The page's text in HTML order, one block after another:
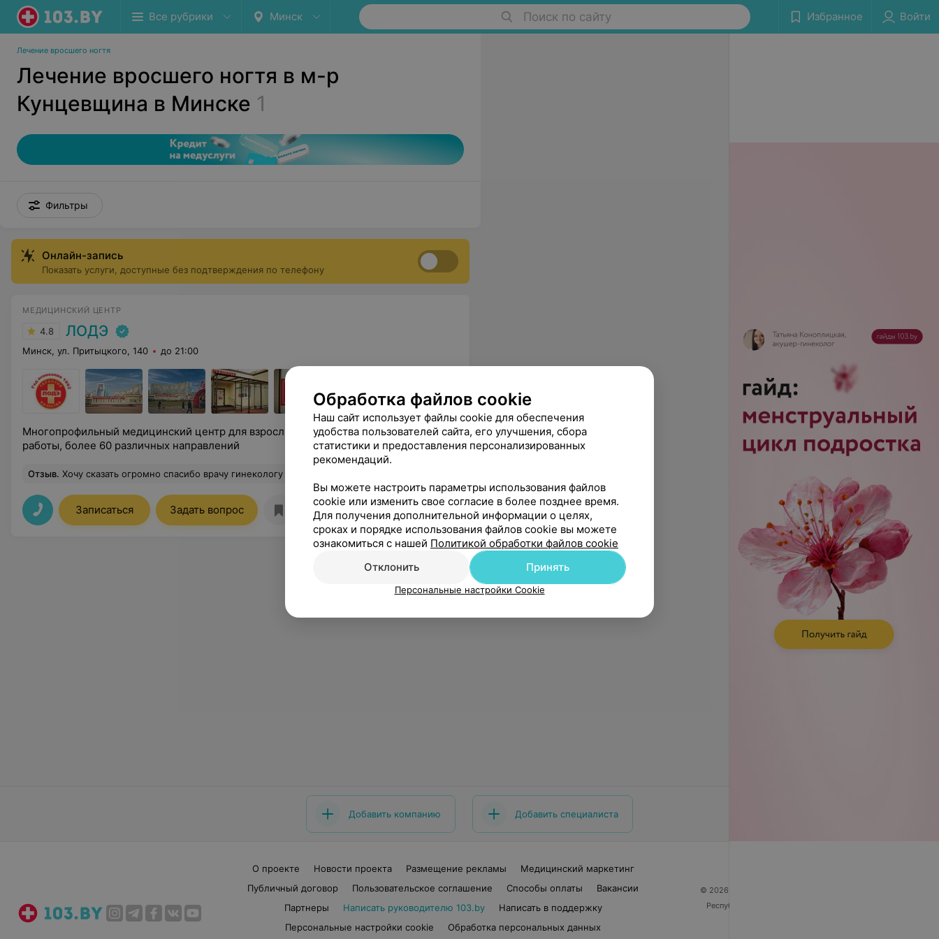
Все рубрики Минск Поиск по сайту Избранное Войти
Лечение вросшего ногтя
Лечение вросшего ногтя в м-р
Кунцевщина в Минске 1
Фильтры
Онлайн-запись
Показать услуги, доступные без подтверждения по телефону
МЕДИЦИНСКИЙ ЦЕНТР
4.8 ЛОДЭ
Минск, ул. Притыцкого, 140 до 21:00
Многопрофильный медицинский центр для взрослых и детей, 30-летний опыт
работы, более 60 различных направлений
Отзыв. Хочу сказать огромно спасибо врачу гинекологу Алишевич Ольге Викторовне ! За ее профессиональную работу и внимание к пациентам.
Записаться Задать вопрос Отзывы9235
Добавить компанию Добавить специалиста
О проекте Новости проекта Размещение рекламы
Медицинский маркетинг
Публичный договор
Пользовательское соглашение Способы оплаты
Вакансии
Партнеры
Написать руководителю 103.by
Написать в поддержку
Персональные настройки cookie
Обработка персональных данных
© 2026 ООО «Артокс Лаб», УНП 191700409
Республика Беларусь, г. Минск, улица Толбухина, 2,
Обработка файлов cookie
Наш сайт использует файлы cookie для обеспечения
удобства пользователей сайта, его улучшения, сбора
статистики и предоставления персонализированных
рекомендаций.
Вы можете настроить параметры использования файлов
cookie или изменить свое согласие в более позднее время.
Для получения дополнительной информации о целях,
сроках и порядке использования файлов cookie вы можете
ознакомиться с нашей Политикой обработки файлов cookie
Отклонить
Принять
Персональные настройки Cookie